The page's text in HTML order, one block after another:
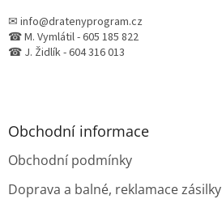
✉ info@dratenyprogram.cz
☎ M. Vymlátil - 605 185 822
☎ J. Židlík - 604 316 013
Obchodní informace
Obchodní podmínky
Doprava a balné, reklamace zásilky